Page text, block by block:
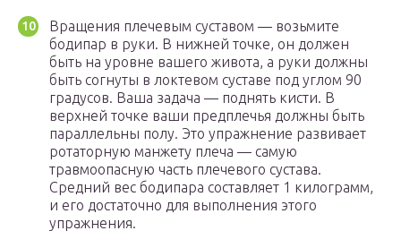
Вращения плечевым суставом — возьмите
бодипар в руки. В нижней точке, он должен
быть на уровне вашего живота, а руки должны
быть согнуты в локтевом суставе под углом 90
градусов. Ваша задача — поднять кисти. В
верхней точке ваши предплечья должны быть
параллельны полу. Это упражнение развивает
ротаторную манжету плеча — самую
травмоопасную часть плечевого сустава.
Средний вес бодипара составляет 1 килограмм,
и его достаточно для выполнения этого
упражнения.